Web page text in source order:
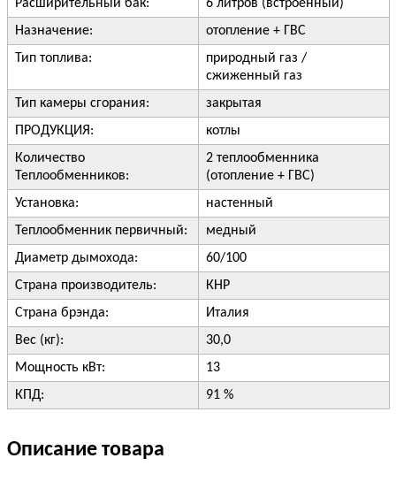
Расширительный бак:
6 литров (встроенный)
Назначение:
отопление + ГВС
Тип топлива:
природный газ /
сжиженный газ
Тип камеры сгорания:
закрытая
ПРОДУКЦИЯ:
котлы
Количество
Теплообменников:
2 теплообменника
(отопление + ГВС)
Установка:
настенный
Теплообменник первичный:
медный
Диаметр дымохода:
60/100
Страна производитель:
КНР
Страна брэнда:
Италия
Вес (кг):
30,0
Мощность кВт:
13
КПД:
91 %
Описание товара